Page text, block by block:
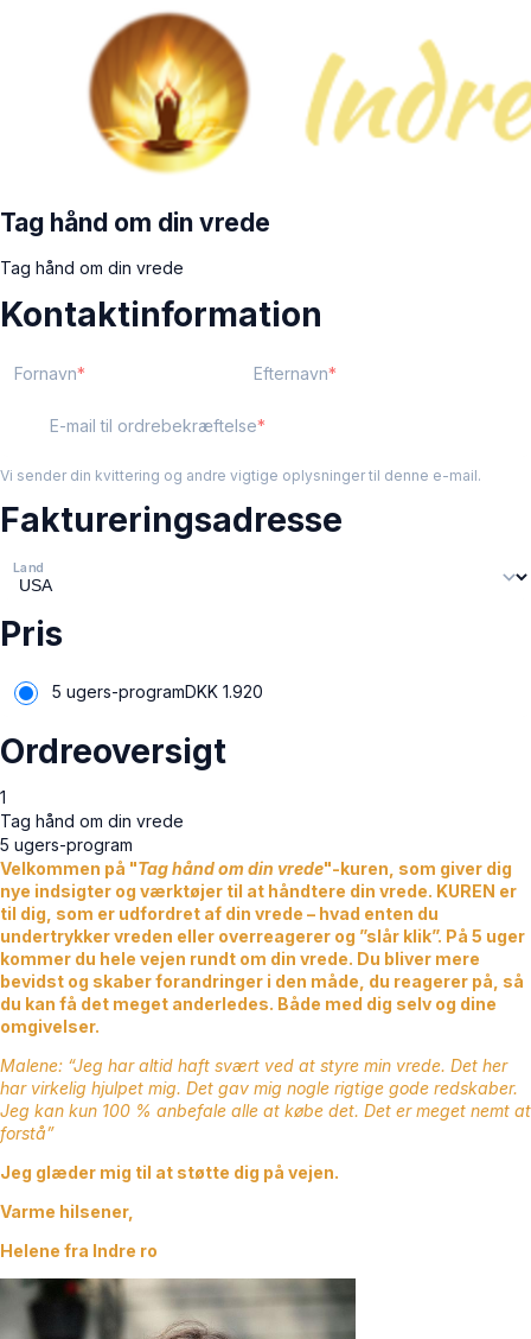
Tag hånd om din vrede
Tag hånd om din vrede
Kontaktinformation
Fornavn Efternavn
E-mail til ordrebekræftelse
Vi sender din kvittering og andre vigtige oplysninger til denne e-mail.
Faktureringsadresse
Land
Pris
5 ugers-programDKK 1.920
Ordreoversigt
1
Tag hånd om din vrede
5 ugers-program
Velkommen på "Tag hånd om din vrede"-kuren, som giver dig
nye indsigter og værktøjer til at håndtere din vrede. KUREN er
til dig, som er udfordret af din vrede – hvad enten du
undertrykker vreden eller overreagerer og ”slår klik”. På 5 uger
kommer du hele vejen rundt om din vrede. Du bliver mere
bevidst og skaber forandringer i den måde, du reagerer på, så
du kan få det meget anderledes. Både med dig selv og dine
omgivelser.
Malene: “Jeg har altid haft svært ved at styre min vrede. Det her
har virkelig hjulpet mig. Det gav mig nogle rigtige gode redskaber.
Jeg kan kun 100 % anbefale alle at købe det. Det er meget nemt at
forstå”
Jeg glæder mig til at støtte dig på vejen.
Varme hilsener,
Helene fra Indre ro